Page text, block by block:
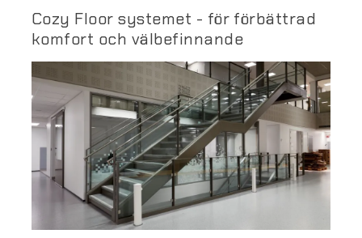
Cozy Floor systemet - för förbättrad
komfort och välbefinnande